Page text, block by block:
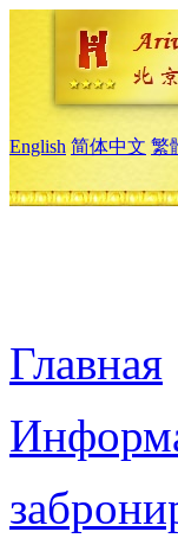
English 简体中文 繁
Главная